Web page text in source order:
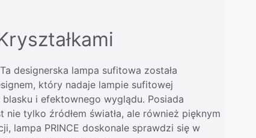
designerska lampa sufitowa została
który nadaje lampie sufitowej
i efektownego wyglądu. Posiada
tylko źródłem światła, ale również pięknym
lampa PRINCE doskonale sprawdzi się w